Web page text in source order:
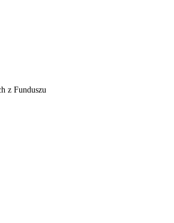
z Funduszu